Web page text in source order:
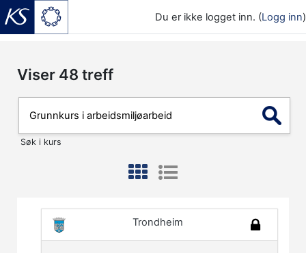
Du er ikke logget inn. (Logg inn)
Viser 48 treff
Søk i kurs
Trondheim